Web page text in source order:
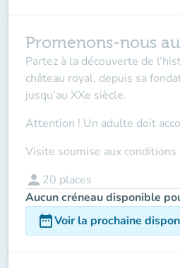
Promenons-nous
Partez à la découverte de
château royal, depuis sa
jusqu’au XXe siècle.
Attention ! Un adulte doit
Visite soumise aux conditions
person 20 places
Aucun créneau disponible
date_rangeVoir la prochaine